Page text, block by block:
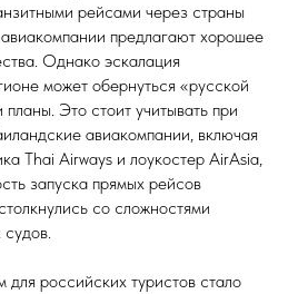
рейсами через страны
предлагают хорошее
Однако эскалация
может обернуться «русской
Это стоит учитывать при
авиакомпании, включая
Thai Airways и лоукостер AirAsia,
запуска прямых рейсов
со сложностями
судов.
российских туристов стало